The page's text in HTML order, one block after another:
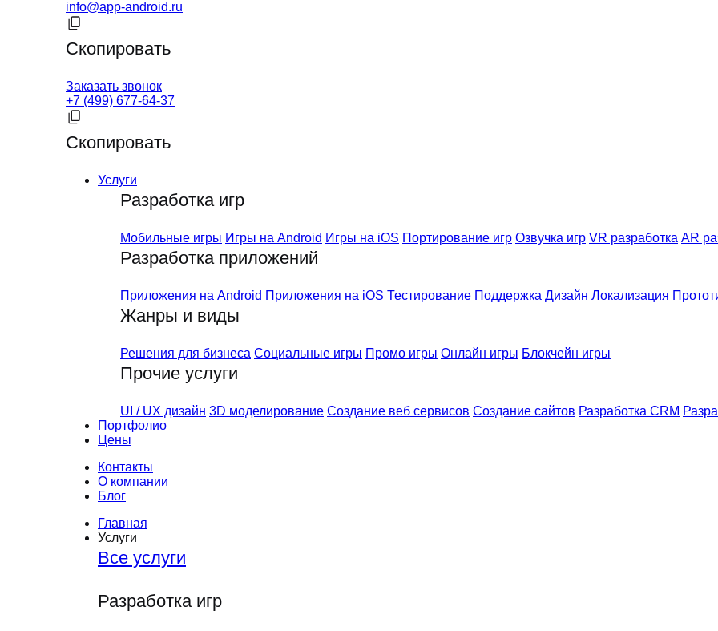
info@app-android.ru
Скопировать
Заказать звонок
+7 (499) 677-64-37
Скопировать
Услуги
Разработка игр
Мобильные игры Игры на Android Игры на iOS Портирование игр Озвучка игр VR разработка AR
Разработка приложений
Приложения на Android Приложения на iOS Тестирование Поддержка Дизайн Локализация
Жанры и виды
Решения для бизнеса Социальные игры Промо игры Онлайн игры Блокчейн игры
Прочие услуги
UI / UX дизайн 3D моделирование Создание веб сервисов Создание сайтов Разработка CRM
Портфолио
Цены
Контакты
О компании
Блог
Главная
Услуги
Все услуги
Разработка игр